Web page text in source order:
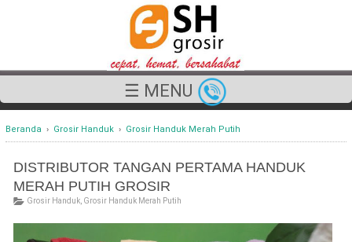
☰ MENU
Beranda › Grosir Handuk › Grosir Handuk Merah Putih
DISTRIBUTOR TANGAN PERTAMA HANDUK
MERAH PUTIH GROSIR
Grosir Handuk, Grosir Handuk Merah Putih